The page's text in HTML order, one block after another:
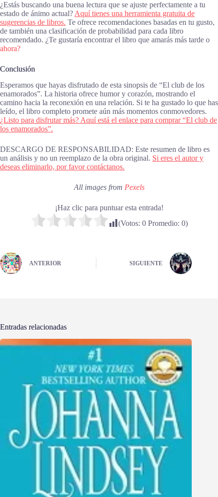
¿Estás buscando una buena lectura que se ajuste perfectamente a tu
estado de ánimo actual? Aquí tienes una herramienta gratuita de
sugerencias de libros. Te ofrece recomendaciones basadas en tu gusto,
de también una clasificación de probabilidad para cada libro
recomendado. ¿Te gustaría encontrar el libro que amarás más tarde o
ahora?
Conclusión
Esperamos que hayas disfrutado de esta sinopsis de “El club de los
enamorados”. La historia ofrece humor y corazón, mostrando el
camino hacia la reconexión en una relación. Si te ha gustado lo que has
leído, el libro completo promete aún más momentos conmovedores.
¿Listo para disfrutar más? Aquí está el enlace para comprar “El club de
los enamorados”.
DESCARGO DE RESPONSABILIDAD: Este resumen de libro es
un análisis y no un reemplazo de la obra original. Si eres el autor y
deseas eliminarlo, por favor contáctanos.
All images from Pexels
¡Haz clic para puntuar esta entrada!
(Votos: 0Promedio: 0)
ANTERIOR SIGUIENTE
Entradas relacionadas